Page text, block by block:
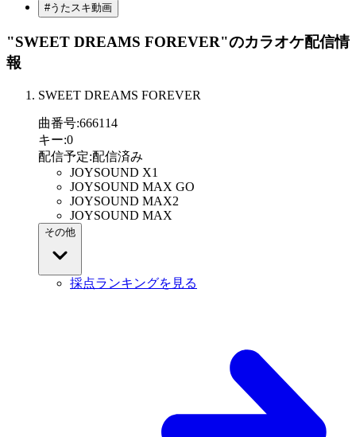
#うたスキ動画
"SWEET DREAMS FOREVER"のカラオケ配信情
報
SWEET DREAMS FOREVER
曲番号:666114
キー:0
配信予定:配信済み
JOYSOUND X1
JOYSOUND MAX GO
JOYSOUND MAX2
JOYSOUND MAX
その他
採点ランキングを見る